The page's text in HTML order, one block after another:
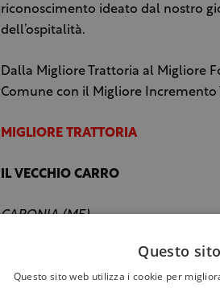
riconoscimento ideato dal nostro
dell’ospitalità.
Dalla Migliore Trattoria al Migliore
Comune con il Migliore Incremento
MIGLIORE TRATTORIA
IL VECCHIO CARRO
CARONIA (ME)
Questo
Questo sito web utilizza i cookie per